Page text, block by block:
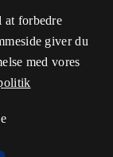
at forbedre
giver du
med vores